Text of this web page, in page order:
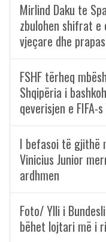
Mirlind Daku te
zbulohen shifrat
vjeçare dhe
FSHF tërheq
Shqipëria i
qeverisjen e FIFA-s
I befasoi të gjithë
Vinicius Junior
ardhmen
Foto/ Ylli i
bëhet lojtari më i